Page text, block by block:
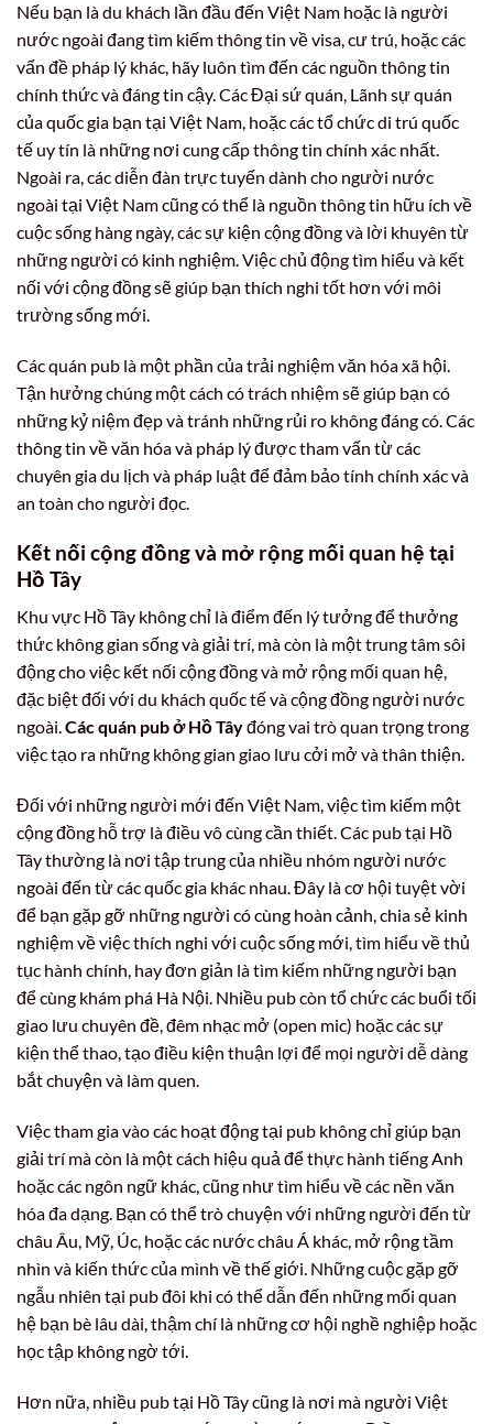
Nếu bạn là du khách lần đầu đến Việt Nam hoặc là người
nước ngoài đang tìm kiếm thông tin về visa, cư trú, hoặc các
vấn đề pháp lý khác, hãy luôn tìm đến các nguồn thông tin
chính thức và đáng tin cậy. Các Đại sứ quán, Lãnh sự quán
của quốc gia bạn tại Việt Nam, hoặc các tổ chức di trú quốc
tế uy tín là những nơi cung cấp thông tin chính xác nhất.
Ngoài ra, các diễn đàn trực tuyến dành cho người nước
ngoài tại Việt Nam cũng có thể là nguồn thông tin hữu ích về
cuộc sống hàng ngày, các sự kiện cộng đồng và lời khuyên từ
những người có kinh nghiệm. Việc chủ động tìm hiểu và kết
nối với cộng đồng sẽ giúp bạn thích nghi tốt hơn với môi
trường sống mới.
Các quán pub là một phần của trải nghiệm văn hóa xã hội.
Tận hưởng chúng một cách có trách nhiệm sẽ giúp bạn có
những kỷ niệm đẹp và tránh những rủi ro không đáng có. Các
thông tin về văn hóa và pháp lý được tham vấn từ các
chuyên gia du lịch và pháp luật để đảm bảo tính chính xác và
an toàn cho người đọc.
Kết nối cộng đồng và mở rộng mối quan hệ tại
Hồ Tây
Khu vực Hồ Tây không chỉ là điểm đến lý tưởng để thưởng
thức không gian sống và giải trí, mà còn là một trung tâm sôi
động cho việc kết nối cộng đồng và mở rộng mối quan hệ,
đặc biệt đối với du khách quốc tế và cộng đồng người nước
ngoài.Các quán pub ở Hồ Tâyđóng vai trò quan trọng trong
việc tạo ra những không gian giao lưu cởi mở và thân thiện.
Đối với những người mới đến Việt Nam, việc tìm kiếm một
cộng đồng hỗ trợ là điều vô cùng cần thiết. Các pub tại Hồ
Tây thường là nơi tập trung của nhiều nhóm người nước
ngoài đến từ các quốc gia khác nhau. Đây là cơ hội tuyệt vời
để bạn gặp gỡ những người có cùng hoàn cảnh, chia sẻ kinh
nghiệm về việc thích nghi với cuộc sống mới, tìm hiểu về thủ
tục hành chính, hay đơn giản là tìm kiếm những người bạn
để cùng khám phá Hà Nội. Nhiều pub còn tổ chức các buổi tối
giao lưu chuyên đề, đêm nhạc mở (open mic) hoặc các sự
kiện thể thao, tạo điều kiện thuận lợi để mọi người dễ dàng
bắt chuyện và làm quen.
Việc tham gia vào các hoạt động tại pub không chỉ giúp bạn
giải trí mà còn là một cách hiệu quả để thực hành tiếng Anh
hoặc các ngôn ngữ khác, cũng như tìm hiểu về các nền văn
hóa đa dạng. Bạn có thể trò chuyện với những người đến từ
châu Âu, Mỹ, Úc, hoặc các nước châu Á khác, mở rộng tầm
nhìn và kiến thức của mình về thế giới. Những cuộc gặp gỡ
ngẫu nhiên tại pub đôi khi có thể dẫn đến những mối quan
hệ bạn bè lâu dài, thậm chí là những cơ hội nghề nghiệp hoặc
học tập không ngờ tới.
Hơn nữa, nhiều pub tại Hồ Tây cũng là nơi mà người Việt